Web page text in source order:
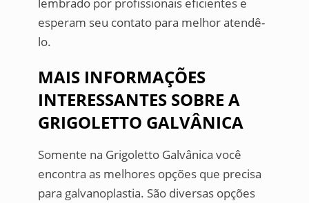
esperam seu contato para melhor atendê-
lo.
MAIS INFORMAÇÕES
INTERESSANTES SOBRE A
GRIGOLETTO GALVÂNICA
Somente na Grigoletto Galvânica você
encontra as melhores opções que precisa
para galvanoplastia. São diversas opções